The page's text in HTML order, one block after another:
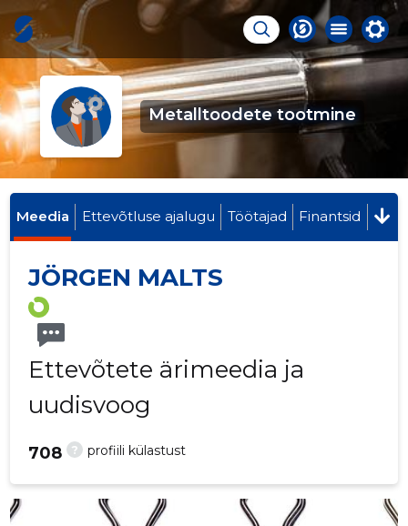
Metalltoodete tootmine
Meedia Ettevõtluse ajalugu Töötajad Finantsid
JÖRGEN MALTS
Ettevõtete ärimeedia ja
uudisvoog
? profiili külastust
708